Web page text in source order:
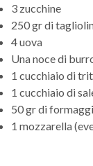
3 zucchine
250 gr di
4 uova
Una noce di
1 cucchiaio di
1 cucchiaio di
50 gr di
1 mozzarella